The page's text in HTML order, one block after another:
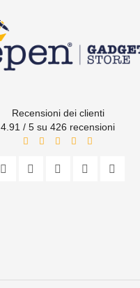
Recensioni dei clienti
4.91 / 5 su 426 recensioni